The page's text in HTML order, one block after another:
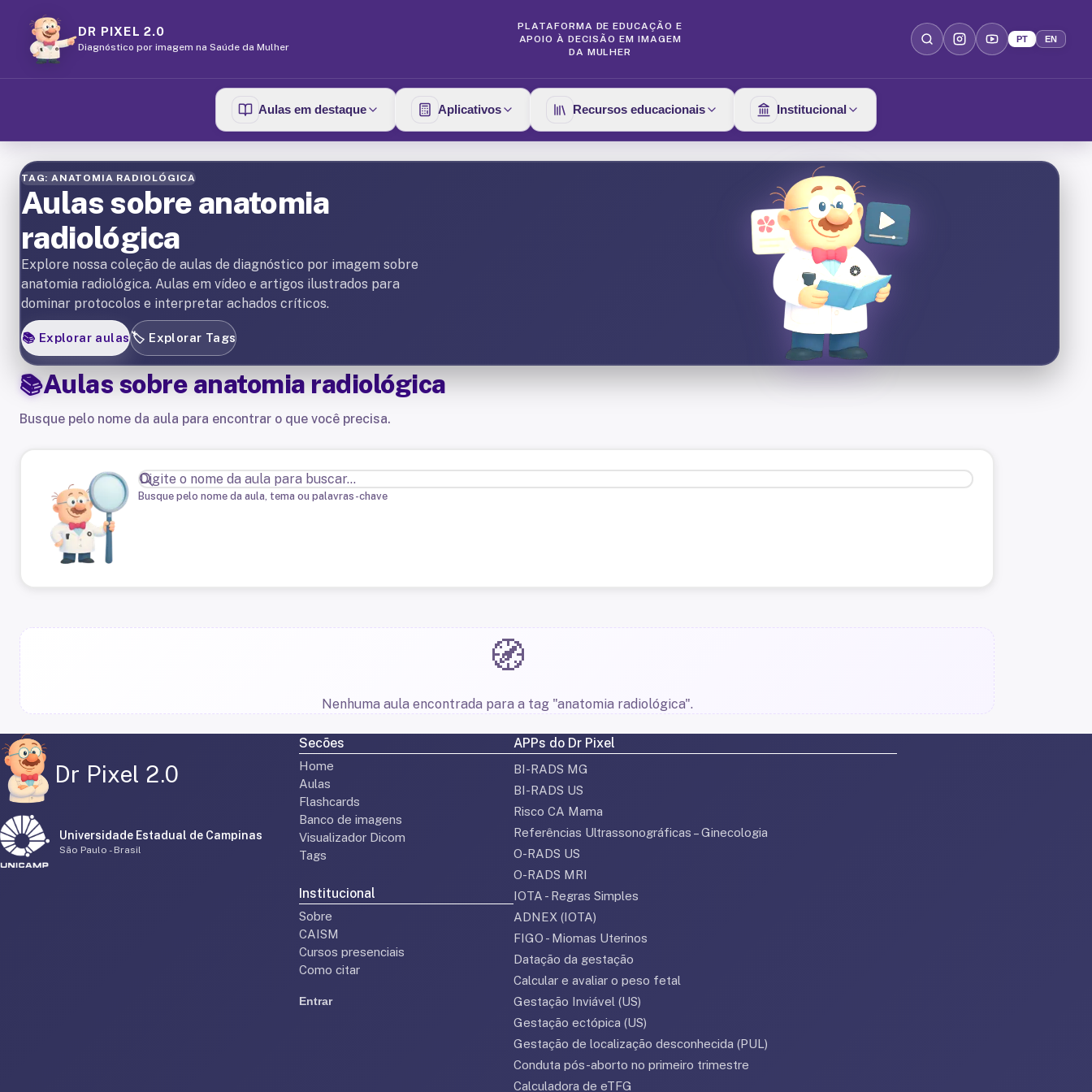
DR PIXEL 2.0
Diagnóstico por imagem na Saúde da Mulher
PLATAFORMA DE EDUCAÇÃO E
APOIO À DECISÃO EM IMAGEM
DA MULHER
PT EN
Aulas em destaque Aplicativos Recursos educacionais Institucional
TAG: ANATOMIA RADIOLÓGICA
Aulas sobre anatomia
radiológica
Explore nossa coleção de aulas de diagnóstico por imagem sobre
anatomia radiológica. Aulas em vídeo e artigos ilustrados para
dominar protocolos e interpretar achados críticos.
📚 Explorar aulas🏷️ Explorar Tags
Aulas sobreanatomia radiológica
Busque pelo nome da aula para encontrar o que você precisa.
Busque pelo nome da aula, tema ou palavras-chave
🧭
Nenhuma aula encontrada para a tag "anatomia radiológica".
Dr Pixel 2.0
Universidade Estadual de Campinas
São Paulo - Brasil
Secões
Home
Aulas
Flashcards
Banco de imagens
Visualizador Dicom
Tags
Institucional
Sobre
CAISM
Cursos presenciais
Como citar
Entrar
APPs do Dr Pixel
BI-RADS MG
BI-RADS US
Risco CA Mama
Referências Ultrassonográficas – Ginecologia
O-RADS US
O-RADS MRI
IOTA - Regras Simples
ADNEX (IOTA)
FIGO - Miomas Uterinos
Datação da gestação
Calcular e avaliar o peso fetal
Gestação Inviável (US)
Gestação ectópica (US)
Gestação de localização desconhecida (PUL)
Conduta pós-aborto no primeiro trimestre
Calculadora de eTFG